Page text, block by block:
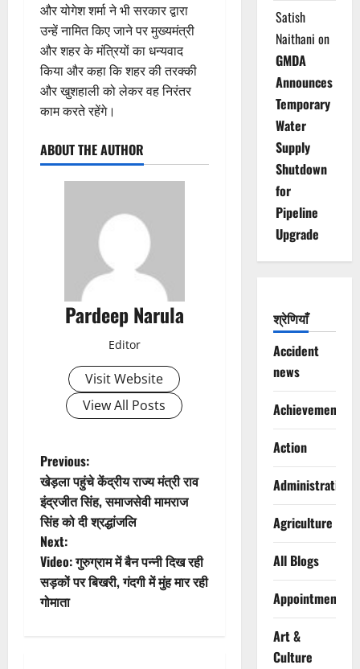
और योगेश शर्मा ने भी सरकार द्वारा
उन्हें नामित किए जाने पर मुख्यमंत्री
और शहर के मंत्रियों का धन्यवाद
किया और कहा कि शहर की तरक्की
और खुशहाली को लेकर वह निरंतर
काम करते रहेंगे।
ABOUT THE AUTHOR
Pardeep Narula
Editor
Visit Website
View All Posts
P
o
s
t
n
Previous:
खेड़ला पहुंचे केंद्रीय राज्य मंत्री राव
इंद्रजीत सिंह, समाजसेवी मामराज
सिंह को दी श्रद्धांजलि
Next:
Video: गुरुग्राम में बैन पन्नी दिख रही
सड़कों पर बिखरी, गंदगी में मुंह मार रही
गोमाता
Satish
Naithani on
GMDA
Announces
Temporary
Water
Supply
Shutdown
for
Pipeline
Upgrade
श्रेणियाँ
Accident
news
Achievements
Action
Administration
Agriculture
All Blogs
Appointments
Art &
Culture